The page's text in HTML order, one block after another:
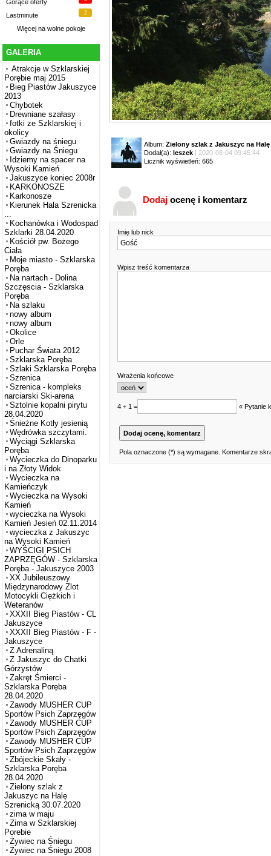
Gorące oferty
Lastminute 2
Więcej na wolne pokoje
GALERIA
Atrakcje w Szklarskiej
Porębie maj 2015
Bieg Piastów Jakuszyce
2013
Chybotek
Drewniane szałasy
fotki ze Szklarskiej i
okolicy
Gwiazdy na śniegu
Gwiazdy na Śniegu
Idziemy na spacer na
Wysoki Kamień
Jakuszyce koniec 2008r
KARKONOSZE
Karkonosze
Kierunek Hala Szrenicka
...
Kochanówka i Wodospad
Szklarki 28.04.2020
Kościół pw. Bożego
Ciała
Moje miasto - Szklarska
Poręba
Na nartach - Dolina
Szczęscia - Szklarska
Poręba
Na szlaku
nowy album
nowy album
Okolice
Orle
Puchar Świata 2012
Szklarska Poręba
Szlaki Szklarska Poręba
Szrenica
Szrenica - kompleks
narciarski Ski-arena
Sztolnie kopalni pirytu
28.04.2020
Śnieżne Kotły jesienią
Wędrówka szczytami.
Wyciągi Szklarska
Poręba
Wycieczka do Dinoparku
i na Złoty Widok
Wycieczka na
Kamieńczyk
Wycieczka na Wysoki
Kamień
wycieczka na Wysoki
Kamień Jesień 02.11.2014
wycieczka z Jakuszyc
na Wysoki Kamień
WYŚCIGI PSICH
ZAPRZĘGÓW - Szklarska
Poręba - Jakuszyce 2003
XX Jubileuszowy
Międzynarodowy Zlot
Motocykli Ciężkich i
Weteranów
XXXII Bieg Piastów - CL
Jakuszyce
XXXII Bieg Piastów - F -
Jakuszyce
Z Adrenaliną
Z Jakuszyc do Chatki
Górzystów
Zakręt Śmierci -
Szklarska Poręba
28.04.2020
Zawody MUSHER CUP
Sportów Psich Zaprzęgów
Zawody MUSHER CUP
Sportów Psich Zaprzęgów
Zawody MUSHER CUP
Sportów Psich Zaprzęgów
Zbójeckie Skały -
Szklarska Poręba
28.04.2020
Zielony szlak z
Jakuszyc na Halę
Szrenicką 30.07.2020
zima w maju
Zima w Szklarskiej
Porebie
Żywiec na Śniegu
Żywiec na Śniegu 2008
Album: Zielony szlak z Jakuszyc na Halę
Dodał(a): leszek | 2020-08-04 09:45:44
Licznik wyświetleń: 665
Dodaj ocenę i komentarz
Imię lub nick
Wpisz treść komentarza
Wrażenia końcowe
4 + 1 = « Pytanie
Pola oznaczone (*) są wymagane. Komentarze